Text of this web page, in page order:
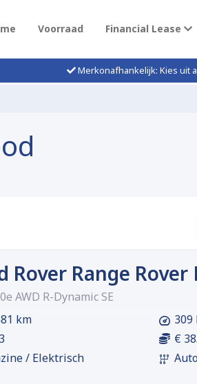
Voorraad Financial Lease
Merkonafhankelijk: Kies uit
Rover Range Rover
AWD R-Dynamic SE
km
/ Elektrisch
309
€